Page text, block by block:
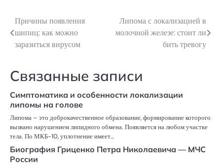
Навигация
по
Причины появления
шипиц: как можно
заразиться вирусом
Липома с локализацией в
молочной железе: стоит ли
бить тревогу
Связанные записи
Симптоматика и особенности локализации
липомы на голове
Липома – это доброкачественное образование, формирование которого
вызвано нарушением липидного обмена. Появляется на любом участке
тела. По МКБ-10, уплотнение имеет…
Биография Гриценко Петра Николаевича — МЧС
России